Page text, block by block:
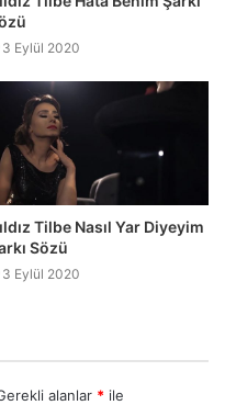
3 Eylül 2020
Tilbe Nasıl Yar Diyeyim
Sözü
3 Eylül 2020
alanlar * ile